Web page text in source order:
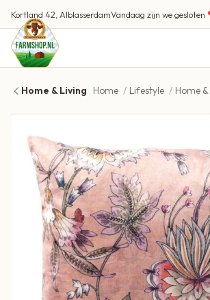
Kortland 42, AlblasserdamVandaag zijn we gesloten
Home & Living Home Lifestyle Home